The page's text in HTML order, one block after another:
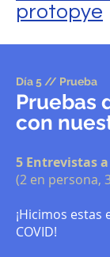
protopye
Día 5 // Prueba
Pruebas
con
5 Entrevistas
(2 en persona,
¡Hicimos
COVID!